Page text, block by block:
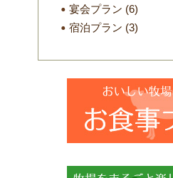
宴会プラン (6)
宿泊プラン (3)